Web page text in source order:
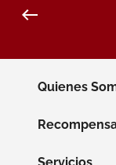
Quienes